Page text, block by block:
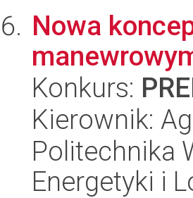
Nowa
Konkurs:
Kierownik:
Politechnika
Energetyki i